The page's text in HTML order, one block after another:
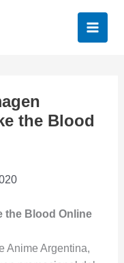
the Blood
the Blood Online
Anime Argentina,